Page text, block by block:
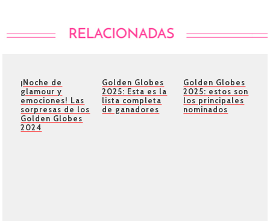
¡Noche de
glamour y
emociones! Las
sorpresas de los
Golden Globes
2024
Golden Globes
2025: Esta es la
lista completa
de ganadores
Golden Globes
2025: estos son
los principales
nominados